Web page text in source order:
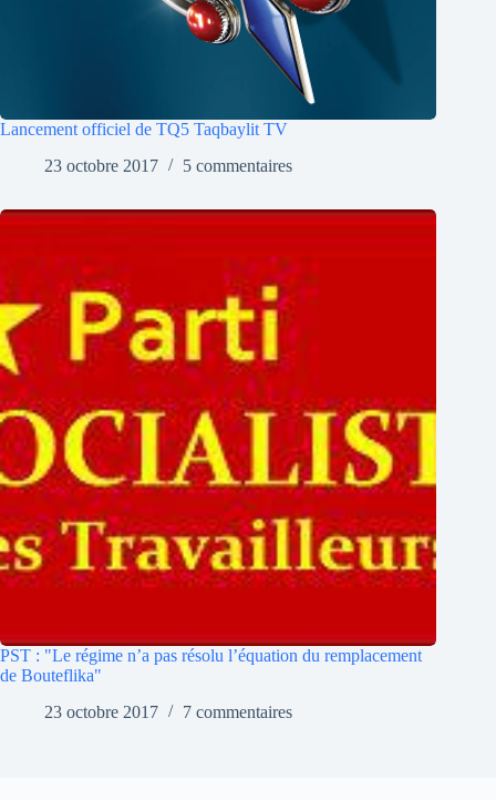
Lancement officiel de TQ5 Taqbaylit TV
23 octobre 2017
5 commentaires
PST : "Le régime n’a pas résolu l’équation du remplacement
de Bouteflika"
23 octobre 2017
7 commentaires